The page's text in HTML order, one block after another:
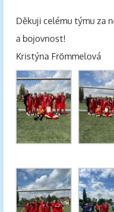
Děkuji celému týmu za
a bojovnost!
Kristýna Frömmelová